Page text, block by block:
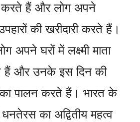
करते हैं और लोग अपने
की खरीदारी करते हैं।
अपने घरों में लक्ष्मी माता
हैं और उनके इस दिन की
का पालन करते हैं। भारत के
धनतेरस का अद्वितीय महत्व